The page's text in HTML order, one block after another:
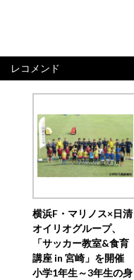
レコメンド
横浜F・マリノス×日清
オイリオグループ、
「サッカー教室&食育
講座 in 宮崎」を開催
小学1年生～3年生の身